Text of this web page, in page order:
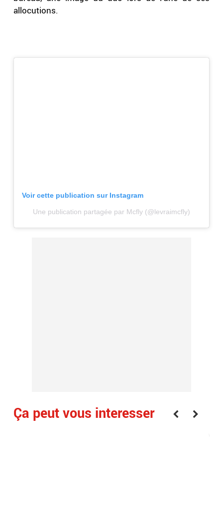
allocutions.
Voir cette publication sur Instagram
Une publication partagée par Mcfly (@levraimcfly)
Ça peut vous interesser